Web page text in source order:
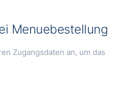
Menuebestellung
Zugangsdaten an, um das